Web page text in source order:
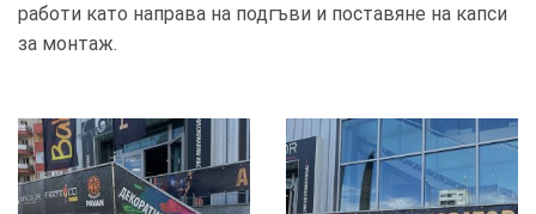
работи като направа на подгъви и поставяне на капси
за монтаж.